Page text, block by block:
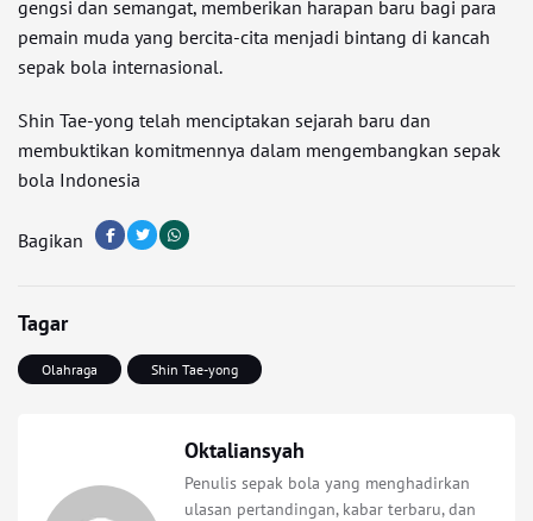
gengsi dan semangat, memberikan harapan baru bagi para
pemain muda yang bercita-cita menjadi bintang di kancah
sepak bola internasional.
Shin Tae-yong telah menciptakan sejarah baru dan
membuktikan komitmennya dalam mengembangkan sepak
bola Indonesia
Bagikan
Tagar
Olahraga Shin Tae-yong
Oktaliansyah
Penulis sepak bola yang menghadirkan
ulasan pertandingan, kabar terbaru, dan